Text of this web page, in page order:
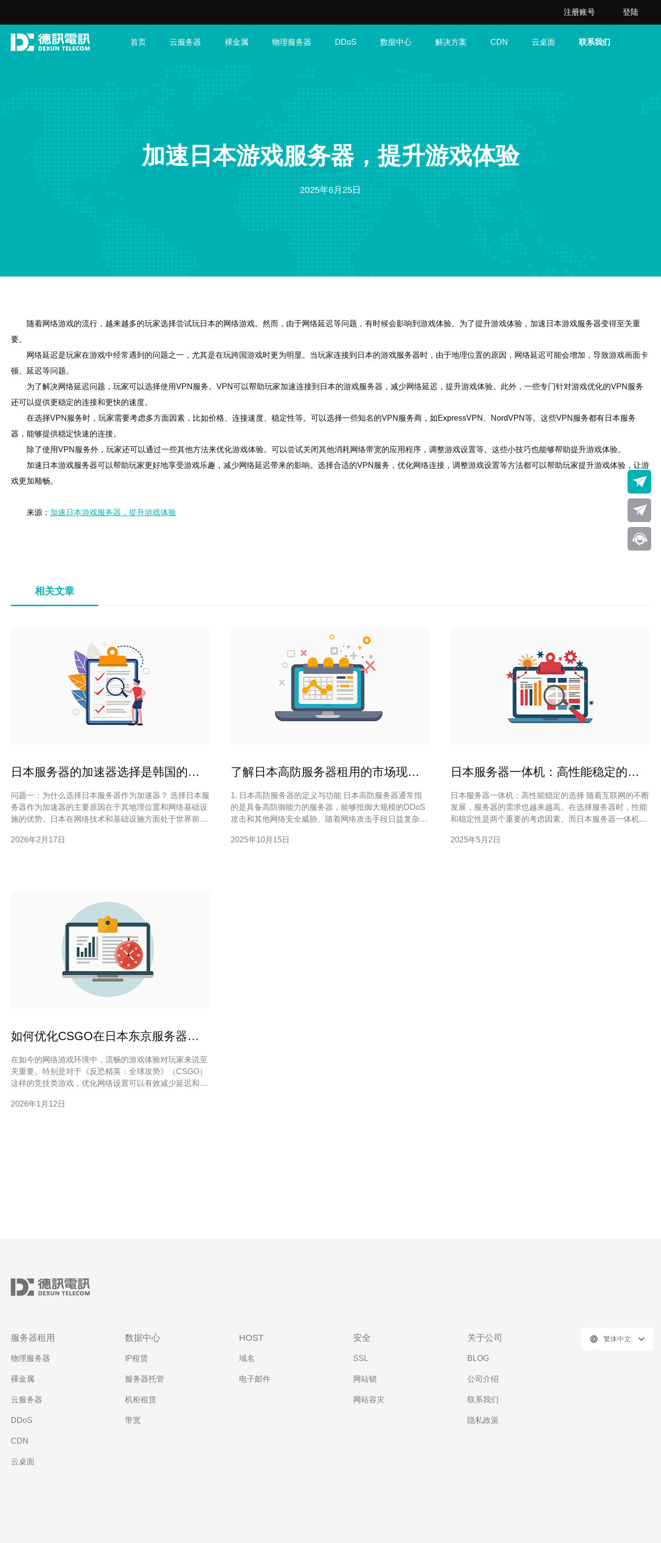
注册账号 登陆
首页 云服务器 裸金属 物理服务器 DDoS 数据中心 解决方案 CDN 云桌面 联系我们
加速日本游戏服务器，提升游戏体验
2025年6月25日
随着网络游戏的流行，越来越多的玩家选择尝试玩日本的网络游戏。然而，由于网络延迟等问题，有时候会影响到游戏体验。为了提升游戏体验，加速日本游戏服务器变得至关重
要。
网络延迟是玩家在游戏中经常遇到的问题之一，尤其是在玩跨国游戏时更为明显。当玩家连接到日本的游戏服务器时，由于地理位置的原因，网络延迟可能会增加，导致游戏画面卡
顿、延迟等问题。
为了解决网络延迟问题，玩家可以选择使用VPN服务。VPN可以帮助玩家加速连接到日本的游戏服务器，减少网络延迟，提升游戏体验。此外，一些专门针对游戏优化的VPN服务
还可以提供更稳定的连接和更快的速度。
在选择VPN服务时，玩家需要考虑多方面因素，比如价格、连接速度、稳定性等。可以选择一些知名的VPN服务商，如ExpressVPN、NordVPN等。这些VPN服务都有日本服务
器，能够提供稳定快速的连接。
除了使用VPN服务外，玩家还可以通过一些其他方法来优化游戏体验。可以尝试关闭其他消耗网络带宽的应用程序，调整游戏设置等。这些小技巧也能够帮助提升游戏体验。
加速日本游戏服务器可以帮助玩家更好地享受游戏乐趣，减少网络延迟带来的影响。选择合适的VPN服务，优化网络连接，调整游戏设置等方法都可以帮助玩家提升游戏体验，让游
戏更加顺畅。
来源： 加速日本游戏服务器，提升游戏体验
相关文章
日本服务器的加速器选择是韩国的最
问题一：为什么选择日本服务器作为加速器？ 选择日本服
务器作为加速器的主要原因在于其地理位置和网络基础设
施的优势。日本在网络技术和基础设施方面处于世界前
器的用户可以获得更好的访问体验，尤其是对于那些需要
2026年2月17日
了解日本高防服务器租用的市场现状
1. 日本高防服务器的定义与功能 日本高防服务器通常指
的是具备高防御能力的服务器，能够抵御大规模的DDoS
攻击和其他网络安全威胁。随着网络攻击手段日益复杂，
保护网站的正常运行，还能保证数据的安全性。 高防服务
2025年10月15日
日本服务器一体机：高性能稳定的选
日本服务器一体机：高性能稳定的选择 随着互联网的不断
发展，服务器的需求也越来越高。在选择服务器时，性能
和稳定性是两个重要的考虑因素。而日本服务器一体机则
机的特点，以及为什么它是一个值得选择的服务器选项。
2025年5月2日
如何优化CSGO在日本东京服务器的
在如今的网络游戏环境中，流畅的游戏体验对玩家来说至
关重要。特别是对于《反恐精英：全球攻势》（CSGO）
这样的竞技类游戏，优化网络设置可以有效减少延迟和提
CSGO网络设置的方法，帮助玩家享受更顺畅的游戏体
2026年1月12日
服务器租用
物理服务器
裸金属
云服务器
DDoS
CDN
云桌面
数据中心
IP租赁
服务器托管
机柜租赁
带宽
HOST
域名
电子邮件
安全
SSL
网站锁
网站容灾
关于公司
BLOG
公司介绍
联系我们
隐私政策
繁体中文